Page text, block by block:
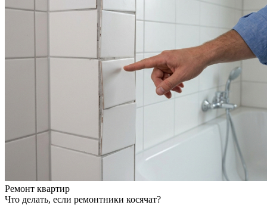
Ремонт квартир
Что делать, если ремонтники косячат?